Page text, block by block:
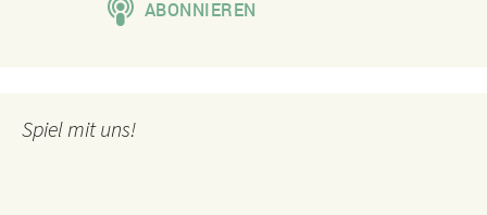
Spiel mit uns!